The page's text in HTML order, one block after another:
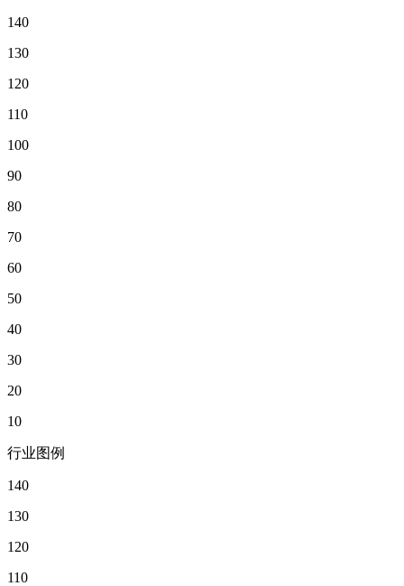
140
130
120
110
100
90
80
70
60
50
40
30
20
10
行业图例
140
130
120
110